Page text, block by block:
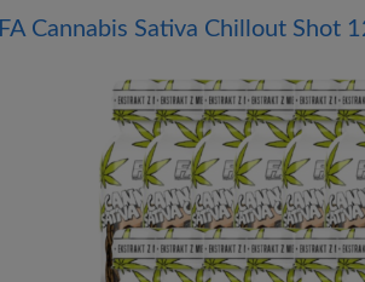
FA Cannabis Sativa Chillout Shot